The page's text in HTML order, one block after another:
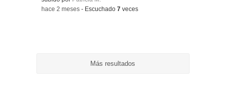
-hace 2 meses - Escuchado7 veces
Más resultados